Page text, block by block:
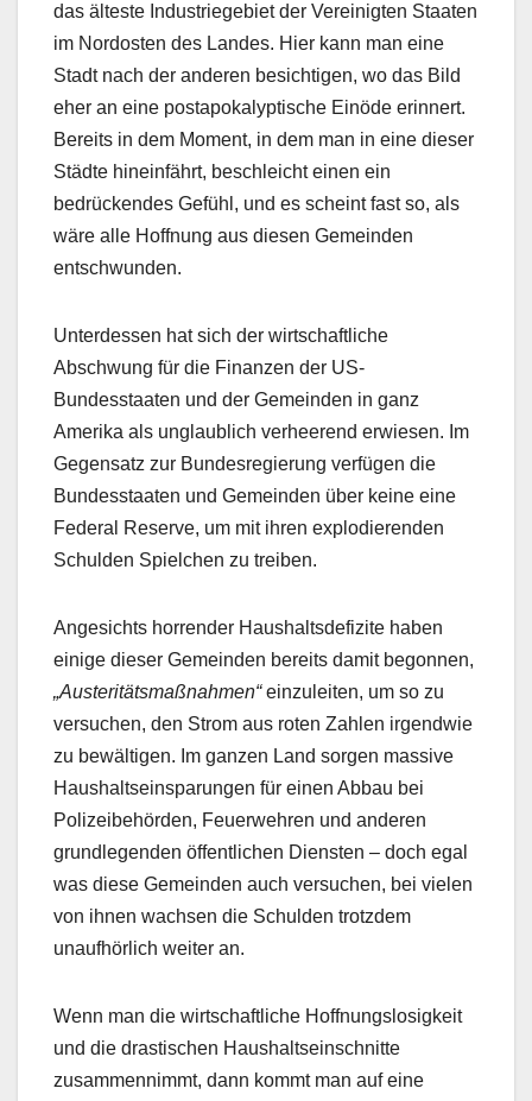
das älteste Industriegebiet der Vereinigten Staaten
im Nordosten des Landes. Hier kann man eine
Stadt nach der anderen besichtigen, wo das Bild
eher an eine postapokalyptische Einöde erinnert.
Bereits in dem Moment, in dem man in eine dieser
Städte hineinfährt, beschleicht einen ein
bedrückendes Gefühl, und es scheint fast so, als
wäre alle Hoffnung aus diesen Gemeinden
entschwunden.
Unterdessen hat sich der wirtschaftliche
Abschwung für die Finanzen der US-
Bundesstaaten und der Gemeinden in ganz
Amerika als unglaublich verheerend erwiesen. Im
Gegensatz zur Bundesregierung verfügen die
Bundesstaaten und Gemeinden über keine eine
Federal Reserve, um mit ihren explodierenden
Schulden Spielchen zu treiben.
Angesichts horrender Haushaltsdefizite haben
einige dieser Gemeinden bereits damit begonnen,
„Austeritätsmaßnahmen“einzuleiten, um so zu
versuchen, den Strom aus roten Zahlen irgendwie
zu bewältigen. Im ganzen Land sorgen massive
Haushaltseinsparungen für einen Abbau bei
Polizeibehörden, Feuerwehren und anderen
grundlegenden öffentlichen Diensten – doch egal
was diese Gemeinden auch versuchen, bei vielen
von ihnen wachsen die Schulden trotzdem
unaufhörlich weiter an.
Wenn man die wirtschaftliche Hoffnungslosigkeit
und die drastischen Haushaltseinschnitte
zusammennimmt, dann kommt man auf eine